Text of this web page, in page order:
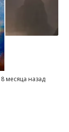
8 месяца назад